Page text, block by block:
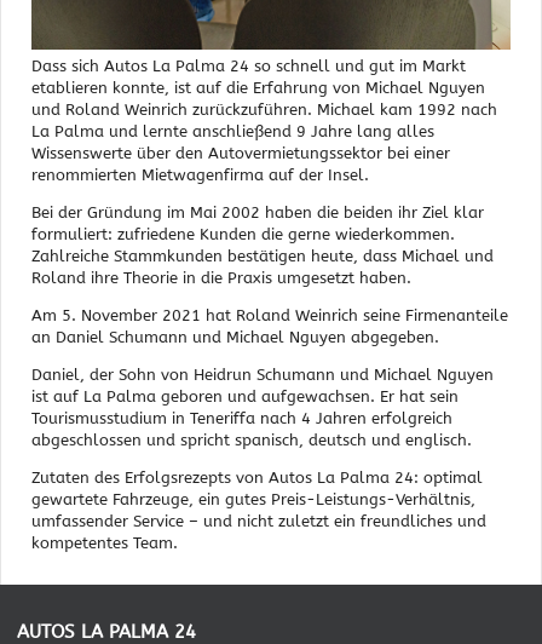
Dass sich Autos La Palma 24 so schnell und gut im Markt
etablieren konnte, ist auf die Erfahrung von Michael Nguyen
und Roland Weinrich zurückzuführen. Michael kam 1992 nach
La Palma und lernte anschließend 9 Jahre lang alles
Wissenswerte über den Autovermietungssektor bei einer
renommierten Mietwagenfirma auf der Insel.
Bei der Gründung im Mai 2002 haben die beiden ihr Ziel klar
formuliert: zufriedene Kunden die gerne wiederkommen.
Zahlreiche Stammkunden bestätigen heute, dass Michael und
Roland ihre Theorie in die Praxis umgesetzt haben.
Am 5. November 2021 hat Roland Weinrich seine Firmenanteile
an Daniel Schumann und Michael Nguyen abgegeben.
Daniel, der Sohn von Heidrun Schumann und Michael Nguyen
ist auf La Palma geboren und aufgewachsen. Er hat sein
Tourismusstudium in Teneriffa nach 4 Jahren erfolgreich
abgeschlossen und spricht spanisch, deutsch und englisch.
Zutaten des Erfolgsrezepts von Autos La Palma 24: optimal
gewartete Fahrzeuge, ein gutes Preis-Leistungs-Verhältnis,
umfassender Service – und nicht zuletzt ein freundliches und
kompetentes Team.
AUTOS LA PALMA 24